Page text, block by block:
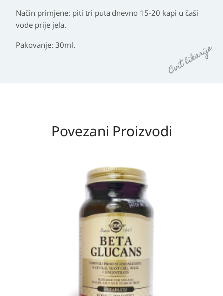
Način primjene: piti tri puta dnevno 15-20 kapi u čaši
vode prije jela.
Pakovanje: 30ml.
Povezani Proizvodi